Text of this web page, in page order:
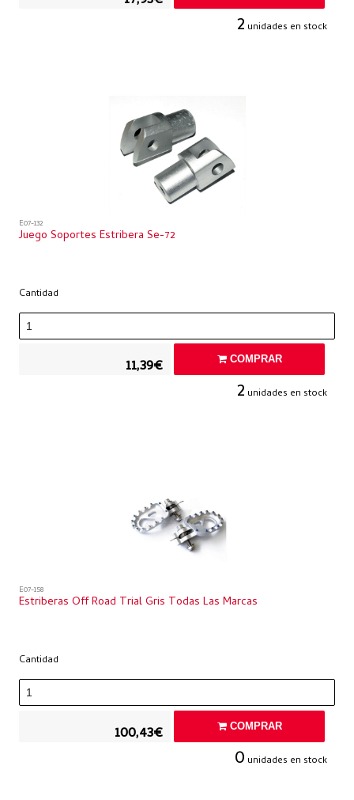
2 unidades en stock
E07-132
Juego Soportes Estribera Se-72
Cantidad
11,39€ COMPRAR
2 unidades en stock
E07-158
Estriberas Off Road Trial Gris Todas Las Marcas
Cantidad
100,43€ COMPRAR
0 unidades en stock